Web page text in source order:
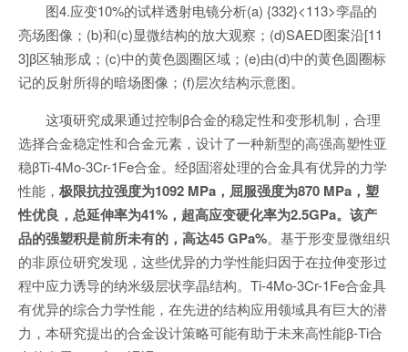
图4.应变10%的试样透射电镜分析(a) {332}<113>孪晶的
亮场图像；(b)和(c)显微结构的放大观察；(d)SAED图案沿[11
3]β区轴形成；(c)中的黄色圆圈区域；(e)由(d)中的黄色圆圈标
记的反射所得的暗场图像；(f)层次结构示意图。
这项研究成果通过控制β合金的稳定性和变形机制，合理
选择合金稳定性和合金元素，设计了一种新型的高强高塑性亚
稳βTi-4Mo-3Cr-1Fe合金。经β固溶处理的合金具有优异的力学
性能， 极限抗拉强度为1092 MPa，屈服强度为870 MPa，塑
性优良，总延伸率为41%，超高应变硬化率为2.5GPa。该产
品的强塑积是前所未有的，高达45 GPa%。基于形变显微组织
的非原位研究发现，这些优异的力学性能归因于在拉伸变形过
程中应力诱导的纳米级层状孪晶结构。Ti-4Mo-3Cr-1Fe合金具
有优异的综合力学性能，在先进的结构应用领域具有巨大的潜
力，本研究提出的合金设计策略可能有助于未来高性能β-Ti合